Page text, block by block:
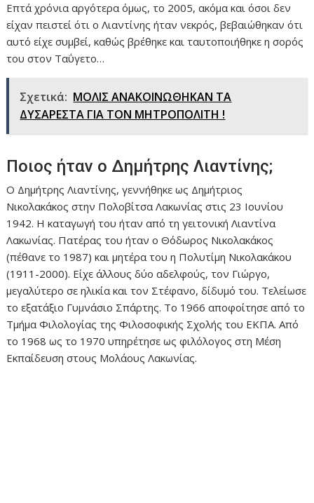
Επτά χρόνια αργότερα όμως, το 2005, ακόμα και όσοι δεν
είχαν πειστεί ότι ο Λιαντίνης ήταν νεκρός, βεβαιώθηκαν ότι
αυτό είχε συμβεί, καθώς βρέθηκε και ταυτοποιήθηκε η σορός
του στον Ταΰγετο…
Σχετικά: ΜΟΛΙΣ ΑΝΑΚΟΙΝΩΘΗΚΑΝ ΤΑ
ΔΥΣΑΡΕΣΤΑ ΓΙΑ ΤΟΝ ΜΗΤΡΟΠΟΛΙΤΗ !
Ποιος ήταν ο Δημήτρης Λιαντίνης;
Ο Δημήτρης Λιαντίνης, γεννήθηκε ως Δημήτριος
Νικολακάκος στην Πολοβίτσα Λακωνίας στις 23 Ιουνίου
1942. Η καταγωγή του ήταν από τη γειτονική Λιαντίνα
Λακωνίας. Πατέρας του ήταν ο Θόδωρος Νικολακάκος
(πέθανε το 1987) και μητέρα του η Πολυτίμη Νικολακάκου
(1911-2000). Είχε άλλους δύο αδελφούς, τον Γιώργο,
μεγαλύτερο σε ηλικία και τον Στέφανο, δίδυμό του. Τελείωσε
το εξατάξιο Γυμνάσιο Σπάρτης. Το 1966 αποφοίτησε από το
Τμήμα Φιλολογίας της Φιλοσοφικής Σχολής του ΕΚΠΑ. Από
το 1968 ως το 1970 υπηρέτησε ως φιλόλογος στη Μέση
Εκπαίδευση στους Μολάους Λακωνίας.